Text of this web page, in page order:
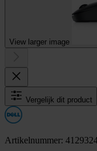
View larger image
Vergelijk dit product
Artikelnummer: